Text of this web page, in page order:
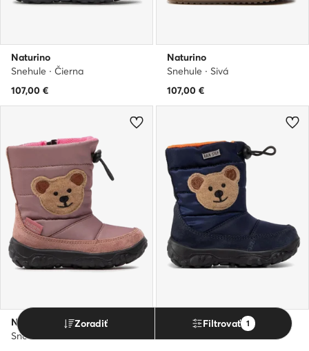
Naturino
Snehule · Čierna
107,00 €
Naturino
Snehule · Sivá
107,00 €
Naturino
Snehule · Ružová
Naturino
Zoradiť Filtrovať 1